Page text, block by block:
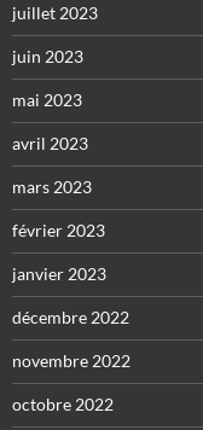
juillet 2023
juin 2023
mai 2023
avril 2023
mars 2023
février 2023
janvier 2023
décembre 2022
novembre 2022
octobre 2022